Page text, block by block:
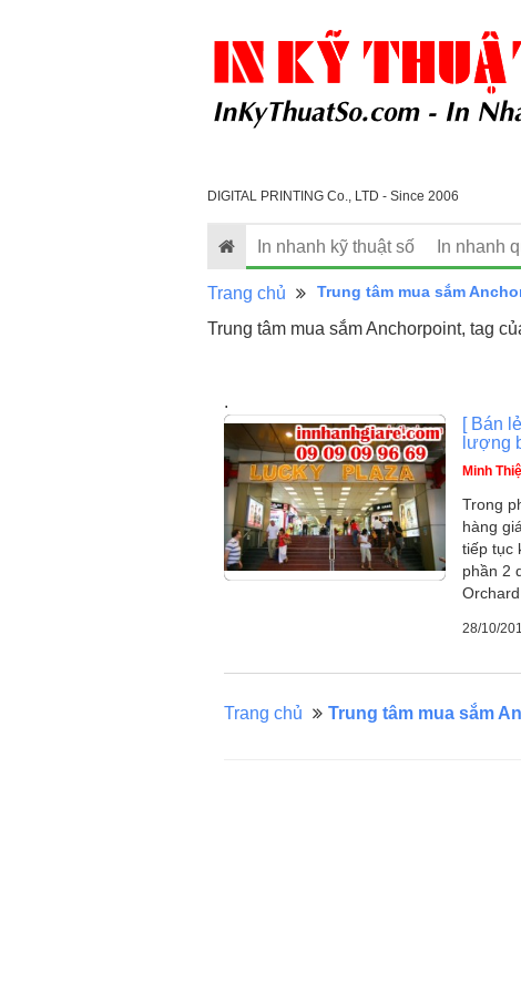
DIGITAL PRINTING Co., LTD - Since 2006
In nhanh kỹ thuật số In nhanh
Trang chủ Trung tâm mua sắm
Trung tâm mua sắm Anchorpoint, tag
.
[ Bán
lượng
Minh
Trong
hàng
tiếp tục
phần 2
Orchard
28/10/
Trang chủ Trung tâm mua sắm